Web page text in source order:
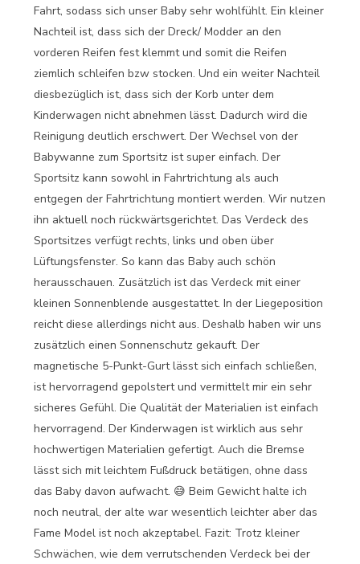
Fahrt, sodass sich unser Baby sehr wohlfühlt. Ein kleiner
Nachteil ist, dass sich der Dreck/ Modder an den
vorderen Reifen fest klemmt und somit die Reifen
ziemlich schleifen bzw stocken. Und ein weiter Nachteil
diesbezüglich ist, dass sich der Korb unter dem
Kinderwagen nicht abnehmen lässt. Dadurch wird die
Reinigung deutlich erschwert. Der Wechsel von der
Babywanne zum Sportsitz ist super einfach. Der
Sportsitz kann sowohl in Fahrtrichtung als auch
entgegen der Fahrtrichtung montiert werden. Wir nutzen
ihn aktuell noch rückwärtsgerichtet. Das Verdeck des
Sportsitzes verfügt rechts, links und oben über
Lüftungsfenster. So kann das Baby auch schön
herausschauen. Zusätzlich ist das Verdeck mit einer
kleinen Sonnenblende ausgestattet. In der Liegeposition
reicht diese allerdings nicht aus. Deshalb haben wir uns
zusätzlich einen Sonnenschutz gekauft. Der
magnetische 5-Punkt-Gurt lässt sich einfach schließen,
ist hervorragend gepolstert und vermittelt mir ein sehr
sicheres Gefühl. Die Qualität der Materialien ist einfach
hervorragend. Der Kinderwagen ist wirklich aus sehr
hochwertigen Materialien gefertigt. Auch die Bremse
lässt sich mit leichtem Fußdruck betätigen, ohne dass
das Baby davon aufwacht. 😅 Beim Gewicht halte ich
noch neutral, der alte war wesentlich leichter aber das
Fame Model ist noch akzeptabel. Fazit: Trotz kleiner
Schwächen, wie dem verrutschenden Verdeck bei der